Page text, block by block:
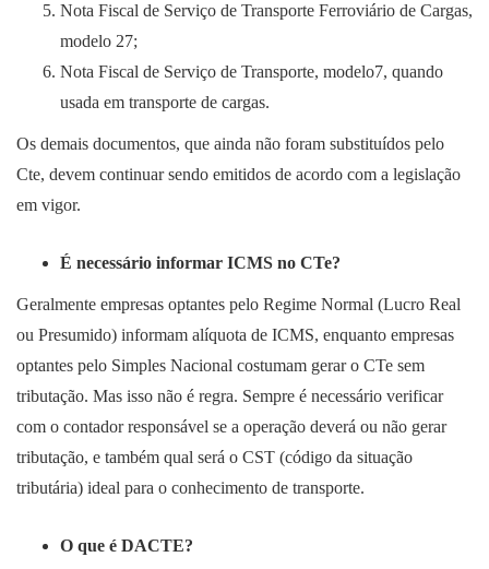
Nota Fiscal de Serviço de Transporte Ferroviário de Cargas,
modelo 27;
Nota Fiscal de Serviço de Transporte, modelo7, quando
usada em transporte de cargas.
Os demais documentos, que ainda não foram substituídos pelo
Cte, devem continuar sendo emitidos de acordo com a legislação
em vigor.
É necessário informar ICMS no CTe?
Geralmente empresas optantes pelo Regime Normal (Lucro Real
ou Presumido) informam alíquota de ICMS, enquanto empresas
optantes pelo Simples Nacional costumam gerar o CTe sem
tributação. Mas isso não é regra. Sempre é necessário verificar
com o contador responsável se a operação deverá ou não gerar
tributação, e também qual será o CST (código da situação
tributária) ideal para o conhecimento de transporte.
O que é DACTE?